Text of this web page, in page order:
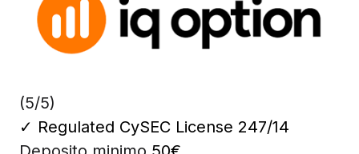
(5/5)
✓ Regulated CySEC License 247/14